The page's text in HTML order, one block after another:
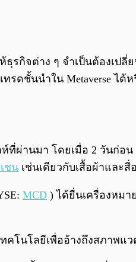
รกิจต่าง ๆ จำเป็นต้องเป
รดชั้นนำใน Metaverse ได้ห
ที่ผ่านมา โดยเมื่อ 2 วันก่อ
ชน เช่นเดียวกับเสื้อผ้าและ
MCD ) ได้ยื่นเครื่องหมา
คโนโลยีเพื่ออ้างถึงสภาพ